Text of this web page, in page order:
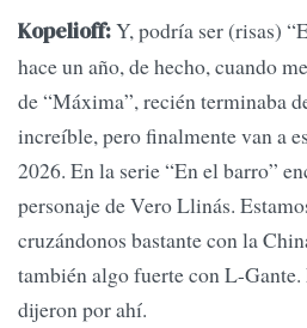
Kopelioff:Y, podría ser (risas)
hace un año, de hecho, cuando
de “Máxima”, recién terminaba
increíble, pero finalmente van a
2026. En la serie “En el barro”
personaje de Vero Llinás.
cruzándonos bastante con la
también algo fuerte con L-
dijeron por ahí.